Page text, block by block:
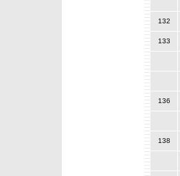
132
133
136
138